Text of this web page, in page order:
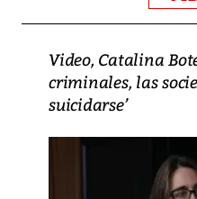
Video, Catalina
criminales, las
suicidarse’